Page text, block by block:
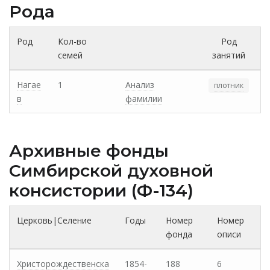
Рода
Род
Кол-во
семей
Род
занятий
Нагае
в
1
Анализ
фамилии
плотник
Архивные фонды
Cимбирской духовной
консистории (Ф-134)
Церковь|Селение Годы
Номер
фонда
Номер
описи
Христорождественска
1854-
188 6